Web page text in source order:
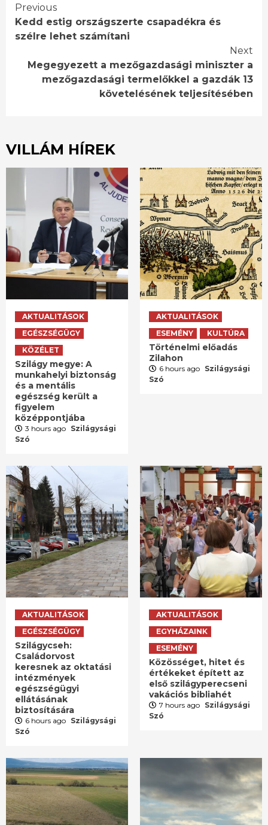
Continue
Reading
Previous
Kedd estig országszerte csapadékra és
szélre lehet számítani
Next
Megegyezett a mezőgazdasági miniszter a
mezőgazdasági termelőkkel a gazdák 13
követelésének teljesítésében
VILLÁM HÍREK
AKTUALITÁSOK
EGÉSZSÉGÜGY
KÖZÉLET
Szilágy megye: A
munkahelyi biztonság
és a mentális
egészség került a
figyelem
középpontjába
3 hours ago Szilágysági
Szó
AKTUALITÁSOK
ESEMÉNY
KULTÚRA
Történelmi előadás
Zilahon
6 hours ago Szilágysági
Szó
AKTUALITÁSOK
EGÉSZSÉGÜGY
Szilágycseh:
Családorvost
keresnek az oktatási
intézmények
egészségügyi
ellátásának
biztosítására
6 hours ago Szilágysági
Szó
AKTUALITÁSOK
EGYHÁZAINK
ESEMÉNY
Közösséget, hitet és
értékeket épített az
első szilágyperecseni
vakációs bibliahét
7 hours ago Szilágysági
Szó